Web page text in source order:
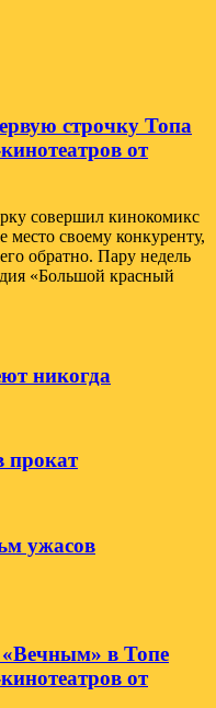
строчку Топа
от
совершил кинокомикс
своему конкуренту,
обратно. Пару недель
«Большой красный
никогда
прокат
ужасов
«Вечным» в Топе
от